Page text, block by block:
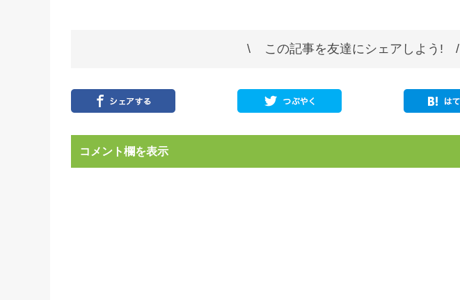
この記事を友達にシェアしよう! /
コメント欄を表示